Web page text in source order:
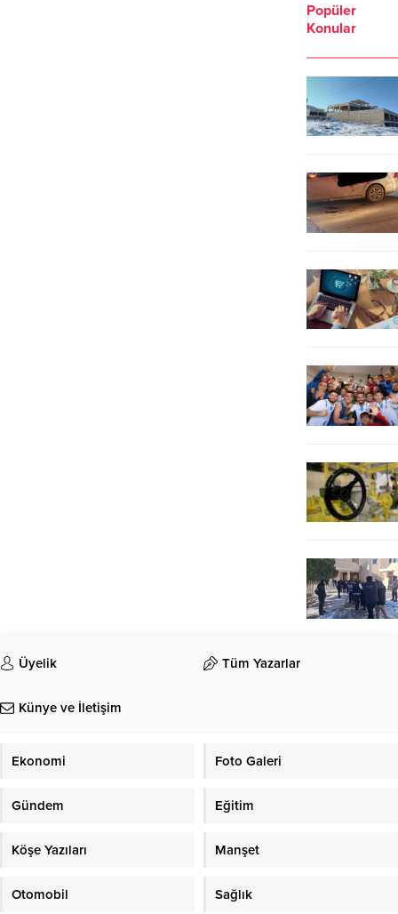
Popüler
Konular
Üyelik Tüm Yazarlar
Künye ve İletişim
Ekonomi Foto Galeri
Gündem Eğitim
Köşe Yazıları Manşet
Otomobil Sağlık